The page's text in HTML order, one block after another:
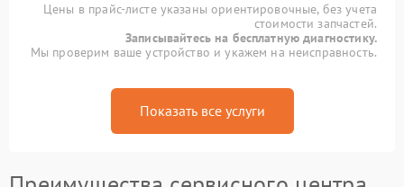
Цены в прайс-листе указаны ориентировочные, без учета
стоимости запчастей.
Записывайтесь на бесплатную диагностику.
Мы проверим ваше устройство и укажем на неисправность.
Показать все услуги